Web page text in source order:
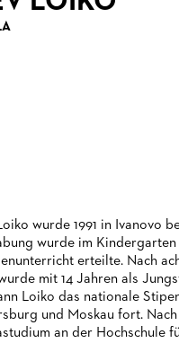
wurde 1991 in Ivanovo
wurde im
erteilte. Nach
mit 14 Jahren als
Loiko das nationale
und Moskau fort.
an der Hochschule